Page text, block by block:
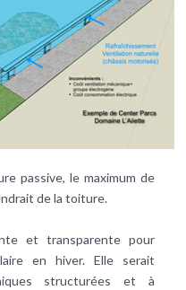
passive, le maximum de
de la toiture.
et transparente pour
en hiver. Elle serait
structurées et à